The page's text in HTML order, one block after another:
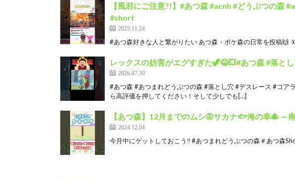
【風邪にご注意?!】#あつ森 #acnh #どうぶつの森
#short
2025.11.24
#あつ森好きな人と繋がりたい あつ森・ポケ森の日常を投稿🙌
レックスの妨害がエグすぎた🦖😂💥#あつ森 #落と
2026.07.30
#あつ森 #あつまれどうぶつの森 #落とし穴 #デスレース #コア
ら高評価を押してください！そして少しでも[…]
【あつ森】12月までのムシ🦋サカナ🐟️海の幸🐙
2024.12.04
今月中にゲットしておこう‼️ #あつまれどうぶつの森＃あつ森